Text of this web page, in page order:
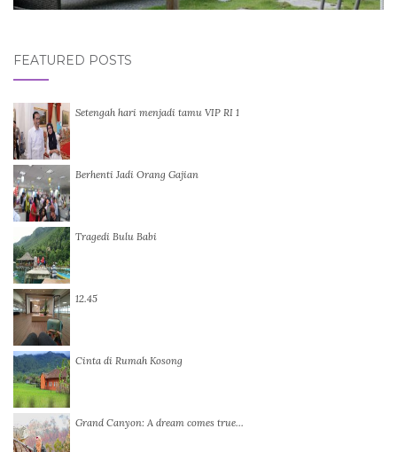
FEATURED POSTS
Setengah hari menjadi tamu VIP RI 1
Berhenti Jadi Orang Gajian
Tragedi Bulu Babi
12.45
Cinta di Rumah Kosong
Grand Canyon: A dream comes true…